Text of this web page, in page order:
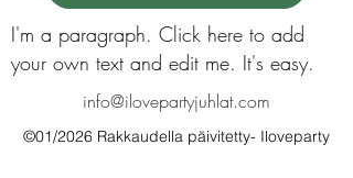
I'm a paragraph. Click here to add
your own text and edit me. It's easy.
info@ilovepartyjuhlat.com
©01/2026 Rakkaudella päivitetty- Iloveparty